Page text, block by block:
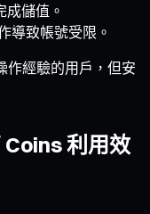
儲值。
導致帳號受限。
作經驗的用戶，但安
利用效